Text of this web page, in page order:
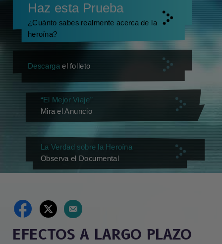
Haz esta Prueba
¿Cuánto sabes realmente acerca de la
heroína?
Descarga el folleto
“El Mejor Viaje”
Mira el Anuncio
La Verdad sobre la Heroína
Observa el Documental
EFECTOS A LARGO PLAZO